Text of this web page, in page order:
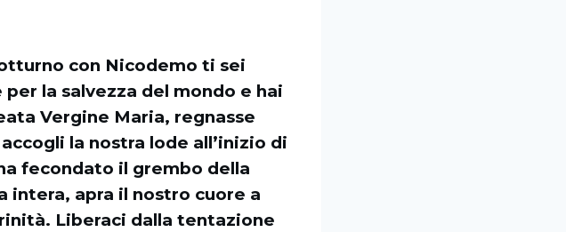
con Nicodemo ti sei
la salvezza del mondo e hai
Vergine Maria, regnasse
la nostra lode all’inizio di
fecondato il grembo della
intera, apra il nostro cuore a
Liberaci dalla tentazione